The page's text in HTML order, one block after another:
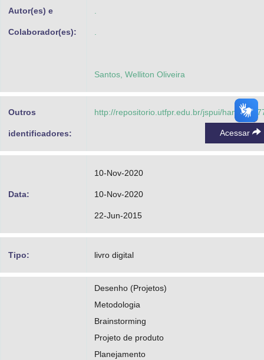
Autor(es) e
Colaborador(es):
.
.
Santos, Welliton Oliveira
Outros
identificadores:
http://repositorio.utfpr.edu.br/jspui/handle/1/
Acessar
Data:
10-Nov-2020
10-Nov-2020
22-Jun-2015
Tipo: livro digital
Desenho (Projetos)
Metodologia
Brainstorming
Projeto de produto
Planejamento